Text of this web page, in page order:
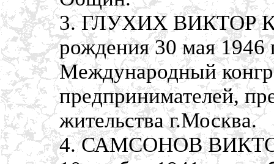
3. ГЛУХИХ ВИКТОР
рождения 30 мая 1946
Международный
предпринимателей,
жительства г.Москва.
4. САМСОНОВ